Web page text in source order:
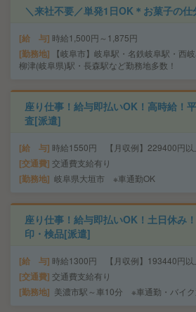
＼来社不要／単発1日OK＊お菓子の
給 与 時給1,500円～1,875円
勤務地
【岐阜市】岐阜駅・名鉄岐阜駅・西岐
柳津(岐阜県)駅・長森駅など勤務地多数！
座り仕事！給与即払いOK！高時給！
査[派遣]
給 与 時給1550円 【月収例】229400円以
交通費 交通費支給有り
勤務地 岐阜県大垣市 ※車通勤OK
座り仕事！給与即払いOK！土日休み
印・検品[派遣]
給 与 時給1300円 【月収例】193440円以
交通費 交通費支給有り
勤務地 美濃市駅～車10分 ※車通勤・バイク